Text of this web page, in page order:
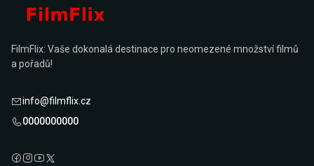
FilmFlix: Vaše dokonalá destinace pro neomezené množství filmů
a pořadů!
info@filmflix.cz
0000000000